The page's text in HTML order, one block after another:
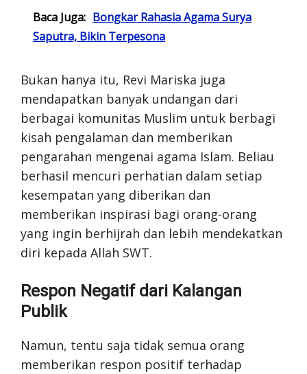
Baca Juga: Bongkar Rahasia Agama Surya
Saputra, Bikin Terpesona
Bukan hanya itu, Revi Mariska juga
mendapatkan banyak undangan dari
berbagai komunitas Muslim untuk berbagi
kisah pengalaman dan memberikan
pengarahan mengenai agama Islam. Beliau
berhasil mencuri perhatian dalam setiap
kesempatan yang diberikan dan
memberikan inspirasi bagi orang-orang
yang ingin berhijrah dan lebih mendekatkan
diri kepada Allah SWT.
Respon Negatif dari Kalangan
Publik
Namun, tentu saja tidak semua orang
memberikan respon positif terhadap